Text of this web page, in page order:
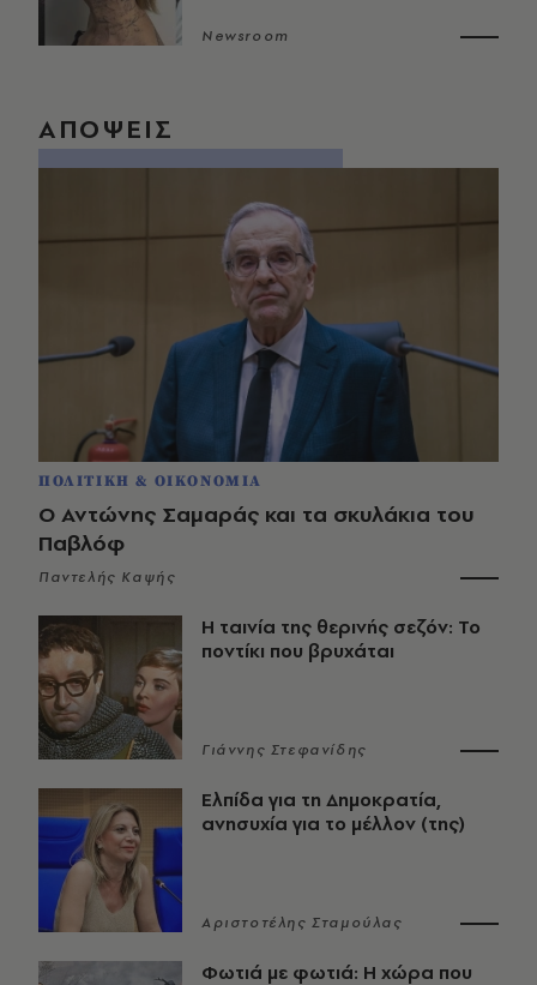
Newsroom
ΑΠΟΨΕΙΣ
ΠΟΛΙΤΙΚΗ & ΟΙΚΟΝΟΜΙΑ
Ο Αντώνης Σαμαράς και τα σκυλάκια του
Παβλόφ
Παντελής Καψής
Η ταινία της θερινής σεζόν: Το
ποντίκι που βρυχάται
Γιάννης Στεφανίδης
Ελπίδα για τη Δημοκρατία,
ανησυχία για το μέλλον (της)
Αριστοτέλης Σταμούλας
Φωτιά με φωτιά: Η χώρα που